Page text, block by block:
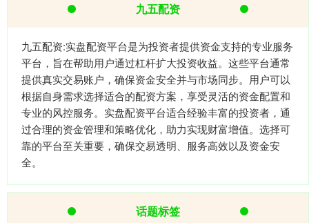
九五配资
九五配资:实盘配资平台是为投资者提供资金支持的专业服务
平台，旨在帮助用户通过杠杆扩大投资收益。这些平台通常
提供真实交易账户，确保资金安全并与市场同步。用户可以
根据自身需求选择适合的配资方案，享受灵活的资金配置和
专业的风控服务。实盘配资平台适合经验丰富的投资者，通
过合理的资金管理和策略优化，助力实现财富增值。选择可
靠的平台至关重要，确保交易透明、服务高效以及资金安
全。
话题标签